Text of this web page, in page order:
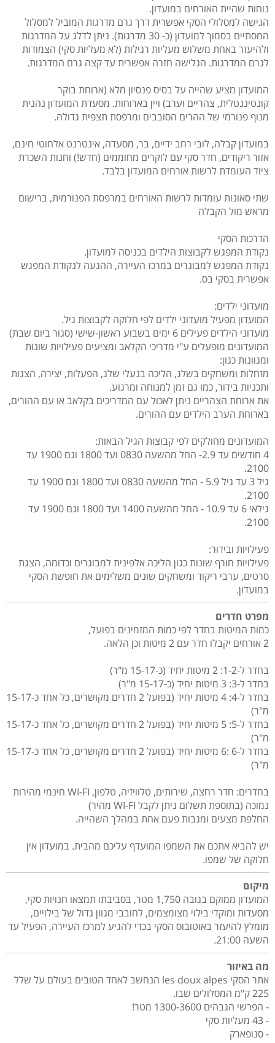
נוחות שהיית האורחים במועדון.
הגישה למסלולי הסקי אפשרית דרך גרם מדרגות המוביל למסלול
המסתיים בסמוך למועדון (כ- 30 מדרגות). ניתן לדלג על המדרגות
ולהיעזר באחת משלוש מעליות רגילות (לא מעליות סקי) הצמודות
לגרם המדרגות. הגלישה חזרה אפשרית עד קצה גרם המדרגות.
המועדון מציע שהייה על בסיס פנסיון מלא (ארוחת בוקר
קונטיננטלית, צהריים וערב) ויין בארוחות. מסעדת המועדון נהנית
מנוף פנורמי של ההרים הסובבים ומרפסת תצפית גדולה.
במועדון קבלה, לובי רחב ידיים, בר, מסעדה, אינטרנט אלחוטי חינם,
אזור ריקודים, חדר סקי עם לוקרים מחוממים (חדש!) וחנות השכרת
ציוד העומדת לרשות אורחים המועדון בלבד.
שתי סאונות עומדות לרשות האורחים במרפסת הפנורמית, ברישום
מראש מול הקבלה
הדרכות הסקי
נקודת המפגש לקבוצות הילדים בכניסה למועדון.
נקודת המפגש למבוגרים במרכז העיירה, ההגעה לנקודת המפגש
אפשרית בסקי בס.
מועדוני ילדים:
המועדון מפעיל מועדוני ילדים לפי חלוקה לקבוצות גיל.
מועדוני הילדים פעילים 6 ימים בשבוע ראשון-שישי (סגור ביום שבת)
המועדונים מופעלים ע"י מדריכי הקלאב ומציעים פעילויות שונות
ומגוונות כגון:
מזחלות ומשחקים בשלג, הליכה בנעלי שלג, הפעלות, יצירה, הצגות
ותכניות בידור, כמו גם זמן למנוחה ומרגוע.
את ארוחת הצהריים ניתן לאכול עם המדריכים בקלאב או עם ההורים,
בארוחת הערב הילדים עם ההורים.
המועדונים מחולקים לפי קבוצות הגיל הבאות:
4 חודשים עד 2.9- החל מהשעה 0830 ועד 1800 וגם 1900 עד
2100.
גיל 3 עד גיל 5.9 - החל מהשעה 0830 ועד 1800 וגם 1900 עד
2100.
גילאי 6 עד 10.9 - החל מהשעה 1400 ועד 1800 וגם 1900 עד
2100.
פעילויות ובידור:
פעילויות חורף שונות כגון הליכה אלפינית למבוגרים וכדומה, הצגת
סרטים, ערבי ריקוד ומשחקים שונים משלימים את חופשת הסקי
במועדון.
מפרט חדרים
כמות המיטות בחדר לפי כמות המזמינים בפועל,
2 אורחים יקבלו חדר עם 2 מיטות וכן הלאה.
בחדר ל-1-2: 2 מיטות יחיד (כ-15-17 מ"ר)
בחדר ל-3: 3 מיטות יחיד (כ-15-17 מ"ר)
בחדר ל-4: 4 מיטות יחיד (בפועל 2 חדרים מקושרים, כל אחד כ-15-17
מ"ר)
בחדר ל-5: 5 מיטות יחיד (בפועל 2 חדרים מקושרים, כל אחד כ-15-17
מ"ר)
בחדר ל-6 :6 מיטות יחיד (בפועל 2 חדרים מקושרים, כל אחד כ-15-17
מ"ר)
בחדרים: חדר רחצה, שירותים, טלוויזיה, טלפון, WI-FI חינמי מהירות
נמוכה (בתוספת תשלום ניתן לקבל WI-FI מהיר)
החלפת מצעים ומגבות פעם אחת במהלך השהייה.
יש להביא אתכם את השמפו המועדף עליכם מהבית. במועדון אין
חלוקה של שמפו.
מיקום
המועדון ממוקם בגובה 1,750 מטר, בסביבתו תמצאו חנויות סקי,
מסעדות ומוקדי בילוי מצומצמים, לחובבי מגוון גדול של בילויים,
מומלץ להיעזר באוטובוס הסקי בכדי להגיע למרכז העיירה, הפעיל עד
השעה 21:00.
מה באיזור
אתר הסקי les doux alpes הנחשב לאחד הטובים בעולם על שלל
225 ק"מ המסלולים שבו.
- הפרשי הגבהים 1300-3600 מטר!
- 43 מעליות סקי
- סנופארק